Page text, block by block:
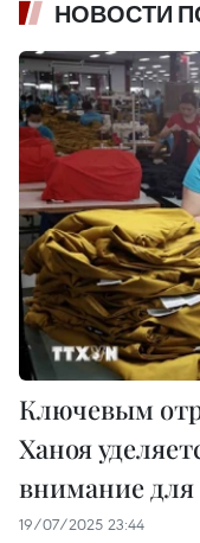
НОВОСТИ
Ключевым
Ханоя
внимание для
19/07/2025 23:44